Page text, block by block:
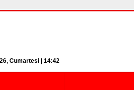
Cumartesi | 14:42